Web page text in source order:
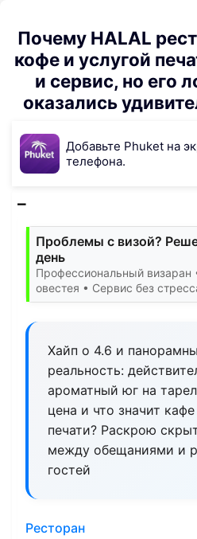
Почему HALAL
кофе и услугой
и сервис, но его
оказались
Добавьте Phuket на
телефона.
Проблемы с визой?
день
Профессиональный визаран
овестея • Сервис без
Хайп о 4.6 и
реальность:
ароматный юг на
цена и что значит
печати? Раскрою
между обещаниями и
гостей
Ресторан